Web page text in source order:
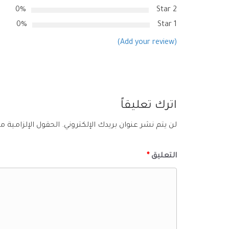
2 Star
0%
1 Star
0%
(Add your review)
اترك تعليقاً
لن يتم نشر عنوان بريدك الإلكتروني. الحقول الإلزامية
التعليق *